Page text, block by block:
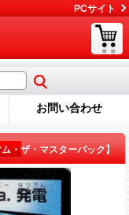
PCサイト
お問い合わせ
・ザ・マスターパック】